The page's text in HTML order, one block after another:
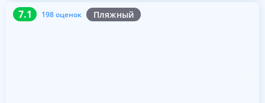
7.1 198 оценок Пляжный
7.1 198 оценок